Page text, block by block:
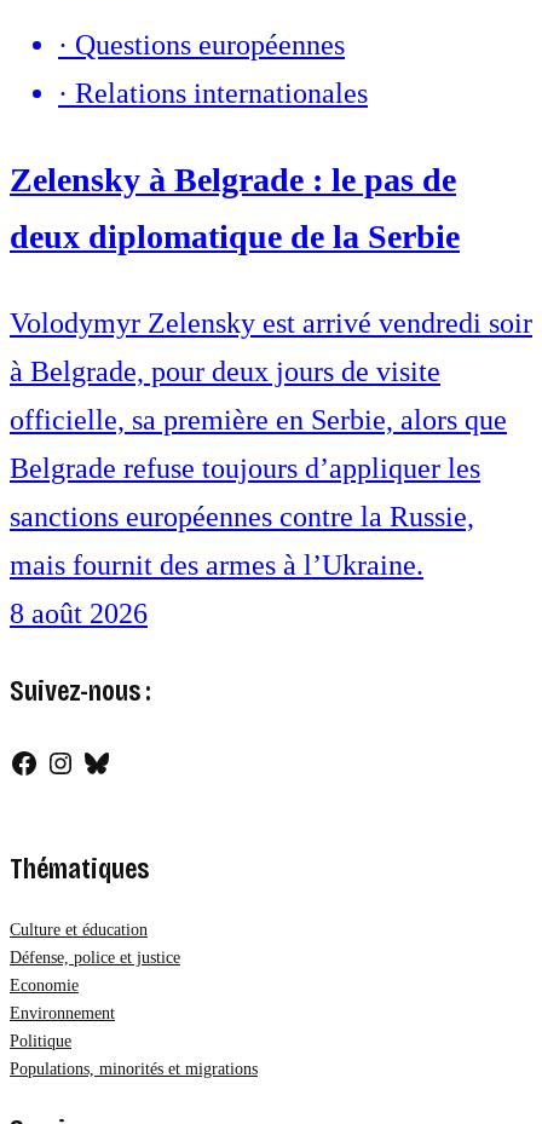
· Questions européennes
· Relations internationales
Zelensky à Belgrade : le pas de
deux diplomatique de la Serbie
Volodymyr Zelensky est arrivé vendredi soir
à Belgrade, pour deux jours de visite
officielle, sa première en Serbie, alors que
Belgrade refuse toujours d’appliquer les
sanctions européennes contre la Russie,
mais fournit des armes à l’Ukraine.
8 août 2026
Suivez-nous :
Facebook
Instagram
Bluesky
Thématiques
Culture et éducation
Défense, police et justice
Economie
Environnement
Politique
Populations, minorités et migrations